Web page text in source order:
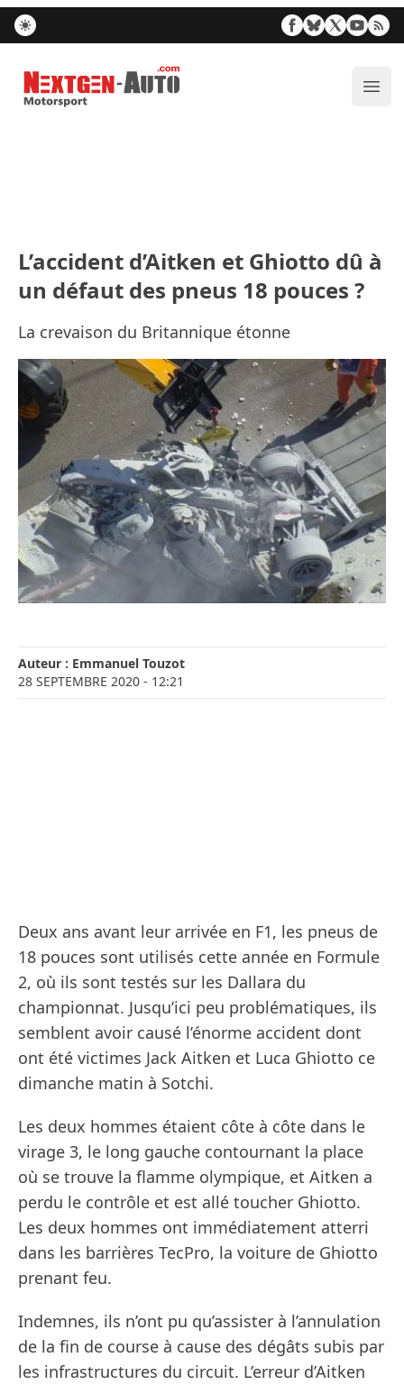
Nextgen-Auto.com
L’accident d’Aitken et Ghiotto dû à
un défaut des pneus 18 pouces ?
La crevaison du Britannique étonne
Auteur : Emmanuel Touzot
28 SEPTEMBRE 2020 - 12:21
Deux ans avant leur arrivée en F1, les pneus de
18 pouces sont utilisés cette année en Formule
2, où ils sont testés sur les Dallara du
championnat. Jusqu’ici peu problématiques, ils
semblent avoir causé l’énorme accident dont
ont été victimes Jack Aitken et Luca Ghiotto ce
dimanche matin à Sotchi.
Les deux hommes étaient côte à côte dans le
virage 3, le long gauche contournant la place
où se trouve la flamme olympique, et Aitken a
perdu le contrôle et est allé toucher Ghiotto.
Les deux hommes ont immédiatement atterri
dans les barrières TecPro, la voiture de Ghiotto
prenant feu.
Indemnes, ils n’ont pu qu’assister à l’annulation
de la fin de course à cause des dégâts subis par
les infrastructures du circuit. L’erreur d’Aitken